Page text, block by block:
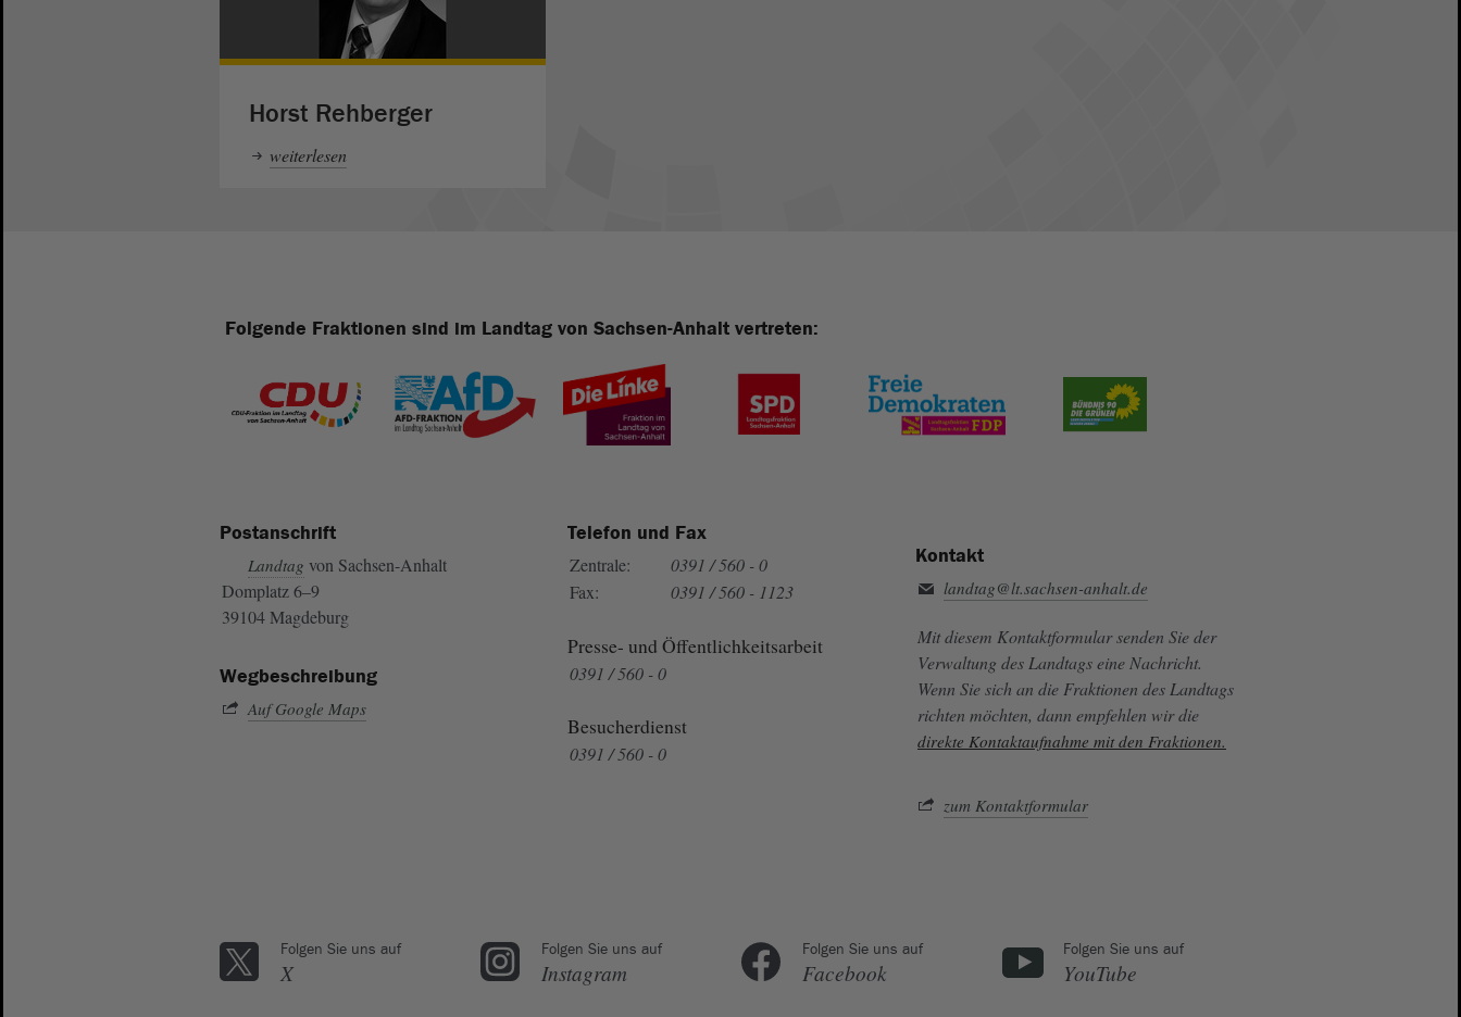
Horst Rehberger
weiterlesen
Folgende Fraktionen sind im Landtag von Sachsen-Anhalt vertreten:
Postanschrift
Landtag von Sachsen-Anhalt
Domplatz 6–9
39104 Magdeburg
Wegbeschreibung
Auf Google Maps
Telefon und Fax
Zentrale:
0391 / 560 - 0
Fax:
0391 / 560 - 1123
Presse- und Öffentlichkeitsarbeit
0391 / 560 - 0
Besucherdienst
0391 / 560 - 0
Kontakt
landtag@lt.sachsen-anhalt.de
Mit diesem Kontaktformular senden Sie der
Verwaltung des Landtags eine Nachricht.
Wenn Sie sich an die Fraktionen des Landtags
richten möchten, dann empfehlen wir die
direkte Kontaktaufnahme mit den Fraktionen.
zum Kontaktformular
Folgen Sie uns auf
X
Folgen Sie uns auf
Instagram
Folgen Sie uns auf
Facebook
Folgen Sie uns auf
YouTube